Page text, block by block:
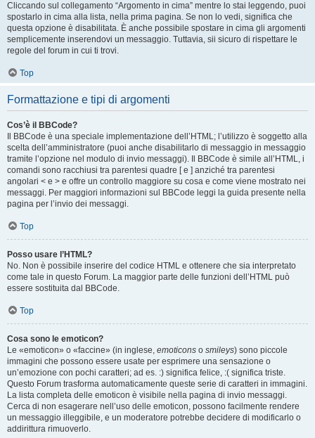
Cliccando sul collegamento “Argomento in cima” mentre lo stai leggendo, puoi
spostarlo in cima alla lista, nella prima pagina. Se non lo vedi, significa che
questa opzione è disabilitata. È anche possibile spostare in cima gli argomenti
semplicemente inserendovi un messaggio. Tuttavia, sii sicuro di rispettare le
regole del forum in cui ti trovi.
Top
Formattazione e tipi di argomenti
Cos’è il BBCode?
Il BBCode è una speciale implementazione dell’HTML; l’utilizzo è soggetto alla
scelta dell’amministratore (puoi anche disabilitarlo di messaggio in messaggio
tramite l’opzione nel modulo di invio messaggi). Il BBCode è simile all’HTML, i
comandi sono racchiusi tra parentesi quadre [ e ] anziché tra parentesi
angolari < e > e offre un controllo maggiore su cosa e come viene mostrato nei
messaggi. Per maggiori informazioni sul BBCode leggi la guida presente nella
pagina per l’invio dei messaggi.
Top
Posso usare l’HTML?
No. Non è possibile inserire del codice HTML e ottenere che sia interpretato
come tale in questo Forum. La maggior parte delle funzioni dell’HTML può
essere sostituita dal BBCode.
Top
Cosa sono le emoticon?
Le «emoticon» o «faccine» (in inglese, emoticons o smileys) sono piccole
immagini che possono essere usate per esprimere una sensazione o
un’emozione con pochi caratteri; ad es. :) significa felice, :( significa triste.
Questo Forum trasforma automaticamente queste serie di caratteri in immagini.
La lista completa delle emoticon è visibile nella pagina di invio messaggi.
Cerca di non esagerare nell’uso delle emoticon, possono facilmente rendere
un messaggio illeggibile, e un moderatore potrebbe decidere di modificarlo o
addirittura rimuoverlo.